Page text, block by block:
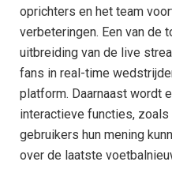
oprichters en het team
verbeteringen. Een van de
uitbreiding van de live
fans in real-time
platform. Daarnaast wordt
interactieve functies,
gebruikers hun mening
over de laatste